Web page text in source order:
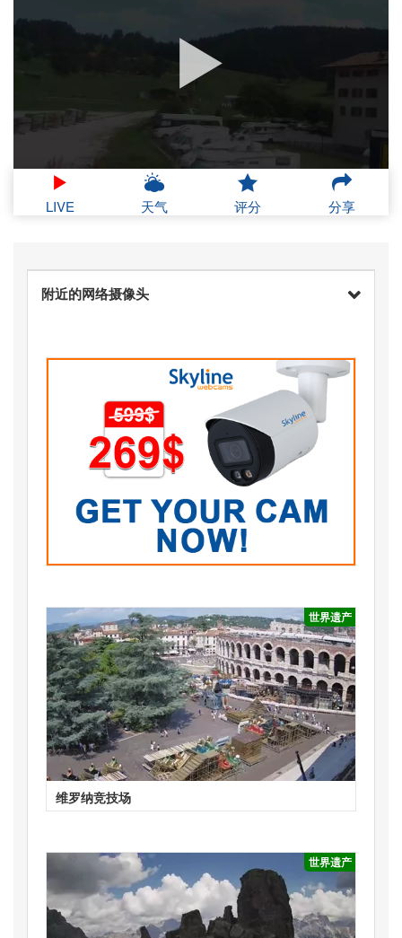
LIVE 天气 评分 分享
附近的网络摄像头
世界遗产
维罗纳竞技场
世界遗产